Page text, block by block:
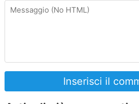
Inserisci il